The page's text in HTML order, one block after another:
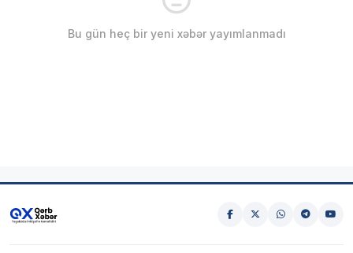
Bu gün heç bir yeni xəbər yayımlanmadı